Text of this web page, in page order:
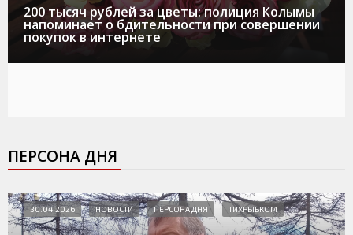
200 тысяч рублей за цветы: полиция Колымы
напоминает о бдительности при совершении
покупок в интернете
ПЕРСОНА ДНЯ
30.04.2026 НОВОСТИ ПЕРСОНА ДНЯ ТИХРЫБКОМ